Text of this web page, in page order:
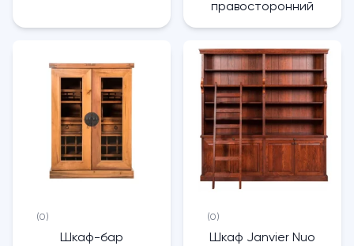
правосторонний
(0)
Шкаф-бар
(0)
Шкаф Janvier Nuo